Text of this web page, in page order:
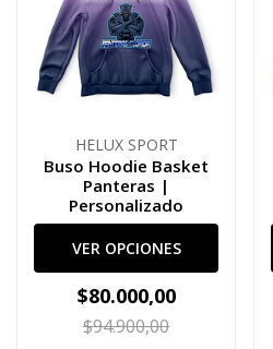
HELUX SPORT
Buso Hoodie Basket
Panteras |
Personalizado
VER OPCIONES
$80.000,00
$94.900,00